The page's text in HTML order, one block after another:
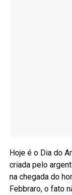
Hoje é o Dia do
criada pelo
na chegada do
Febbraro, o fato